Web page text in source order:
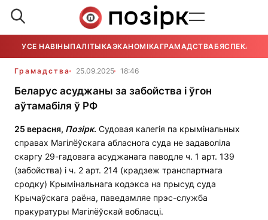
УСЕ НАВІНЫПАЛІТЫКАЭКАНОМІКАГРАМАДСТВАБЯСПЕКА
Грамадства 25.09.2025 18:46
Беларус асуджаны за забойства і ўгон
аўтамабіля ў РФ
25 верасня, Позірк. Судовая калегія па крымінальных
справах Магілёўскага абласнога суда не задаволіла
скаргу 29-гадовага асуджанага паводле ч. 1 арт. 139
(забойства) і ч. 2 арт. 214 (крадзеж транспартнага
сродку) Крымінальнага кодэкса на прысуд суда
Крычаўскага раёна, паведамляе прэс-служба
пракуратуры Магілёўскай вобласці.